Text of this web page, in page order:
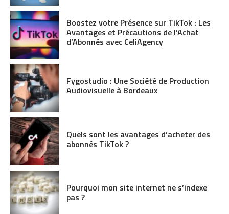
Boostez votre Présence sur TikTok : Les
Avantages et Précautions de l’Achat
d’Abonnés avec CeliAgency
Fygostudio : Une Société de Production
Audiovisuelle à Bordeaux
Quels sont les avantages d’acheter des
abonnés TikTok ?
Pourquoi mon site internet ne s’indexe
pas ?